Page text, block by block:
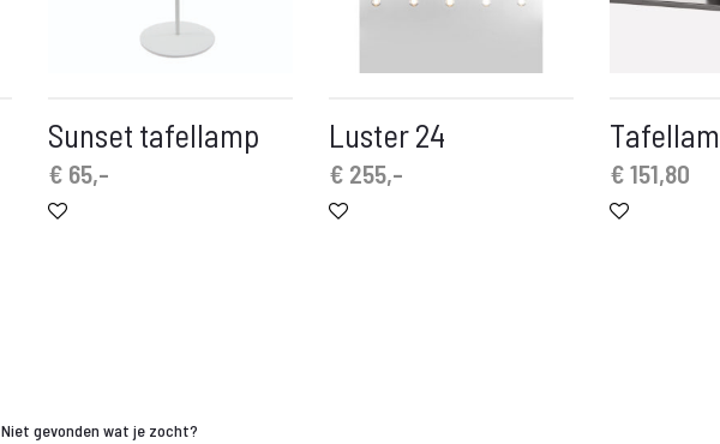
Sunset tafellamp
€ 65,-
Luster 24
€ 255,- €151,80
Niet gevonden wat je zocht?